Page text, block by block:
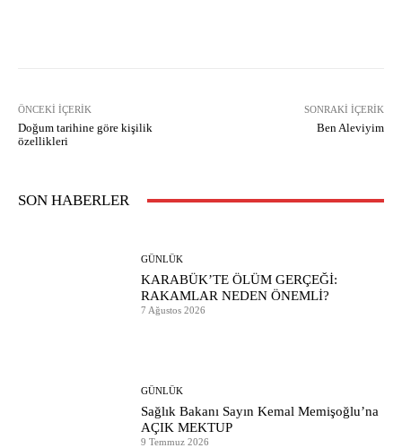
ÖNCEKI İÇERIK
Doğum tarihine göre kişilik
özellikleri
SONRAKI İÇERIK
Ben Aleviyim
SON HABERLER
GÜNLÜK
KARABÜK’TE ÖLÜM GERÇEĞİ:
RAKAMLAR NEDEN ÖNEMLİ?
7 Ağustos 2026
GÜNLÜK
Sağlık Bakanı Sayın Kemal Memişoğlu’na
AÇIK MEKTUP
9 Temmuz 2026